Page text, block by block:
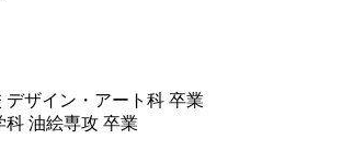
デザイン・アート科 卒業
科 油絵専攻 卒業